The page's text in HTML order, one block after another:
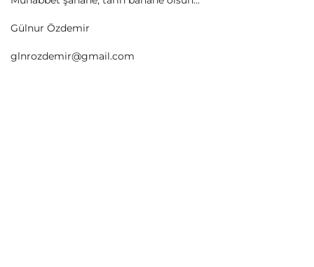
Gülnur Özdemir
glnrozdemir@gmail.com